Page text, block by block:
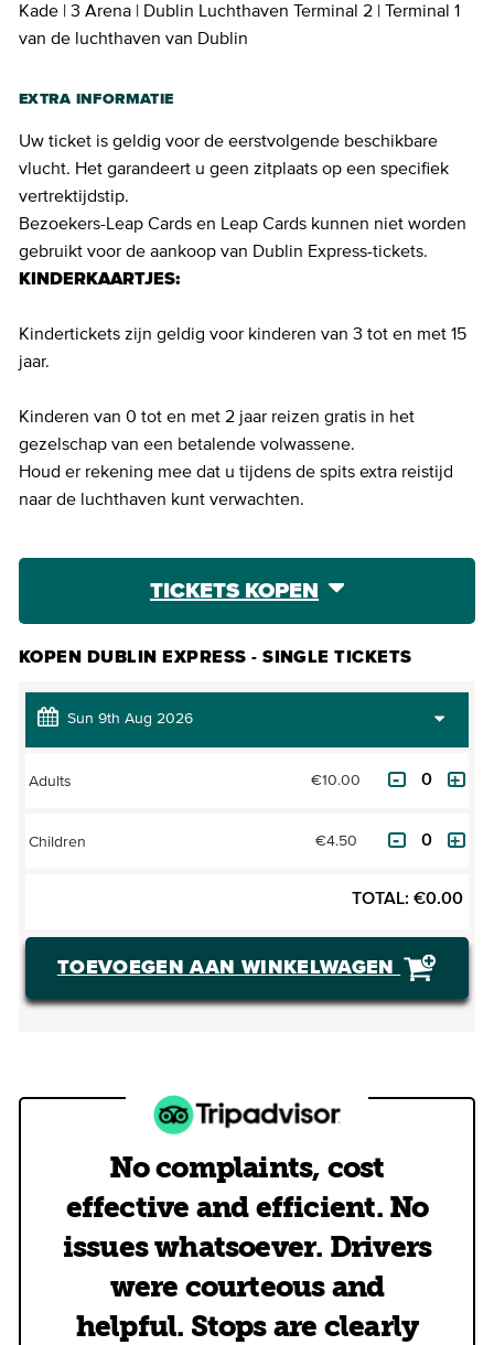
Kade | 3 Arena | Dublin Luchthaven Terminal 2 | Terminal 1
van de luchthaven van Dublin
EXTRA INFORMATIE
Uw ticket is geldig voor de eerstvolgende beschikbare
vlucht. Het garandeert u geen zitplaats op een specifiek
vertrektijdstip.
Bezoekers-Leap Cards en Leap Cards kunnen niet worden
gebruikt voor de aankoop van Dublin Express-tickets.
KINDERKAARTJES:
Kindertickets zijn geldig voor kinderen van 3 tot en met 15
jaar.
Kinderen van 0 tot en met 2 jaar reizen gratis in het
gezelschap van een betalende volwassene.
Houd er rekening mee dat u tijdens de spits extra reistijd
naar de luchthaven kunt verwachten.
TICKETS KOPEN
KOPEN DUBLIN EXPRESS - SINGLE TICKETS
Adults €10.00
Children €4.50
TOTAL: €0.00
TOEVOEGEN AAN WINKELWAGEN
No complaints, cost
effective and efficient. No
issues whatsoever. Drivers
were courteous and
helpful. Stops are clearly